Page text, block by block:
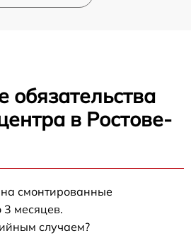
обязательства
в Ростове-
на смонтированные
месяцев.
случаем?